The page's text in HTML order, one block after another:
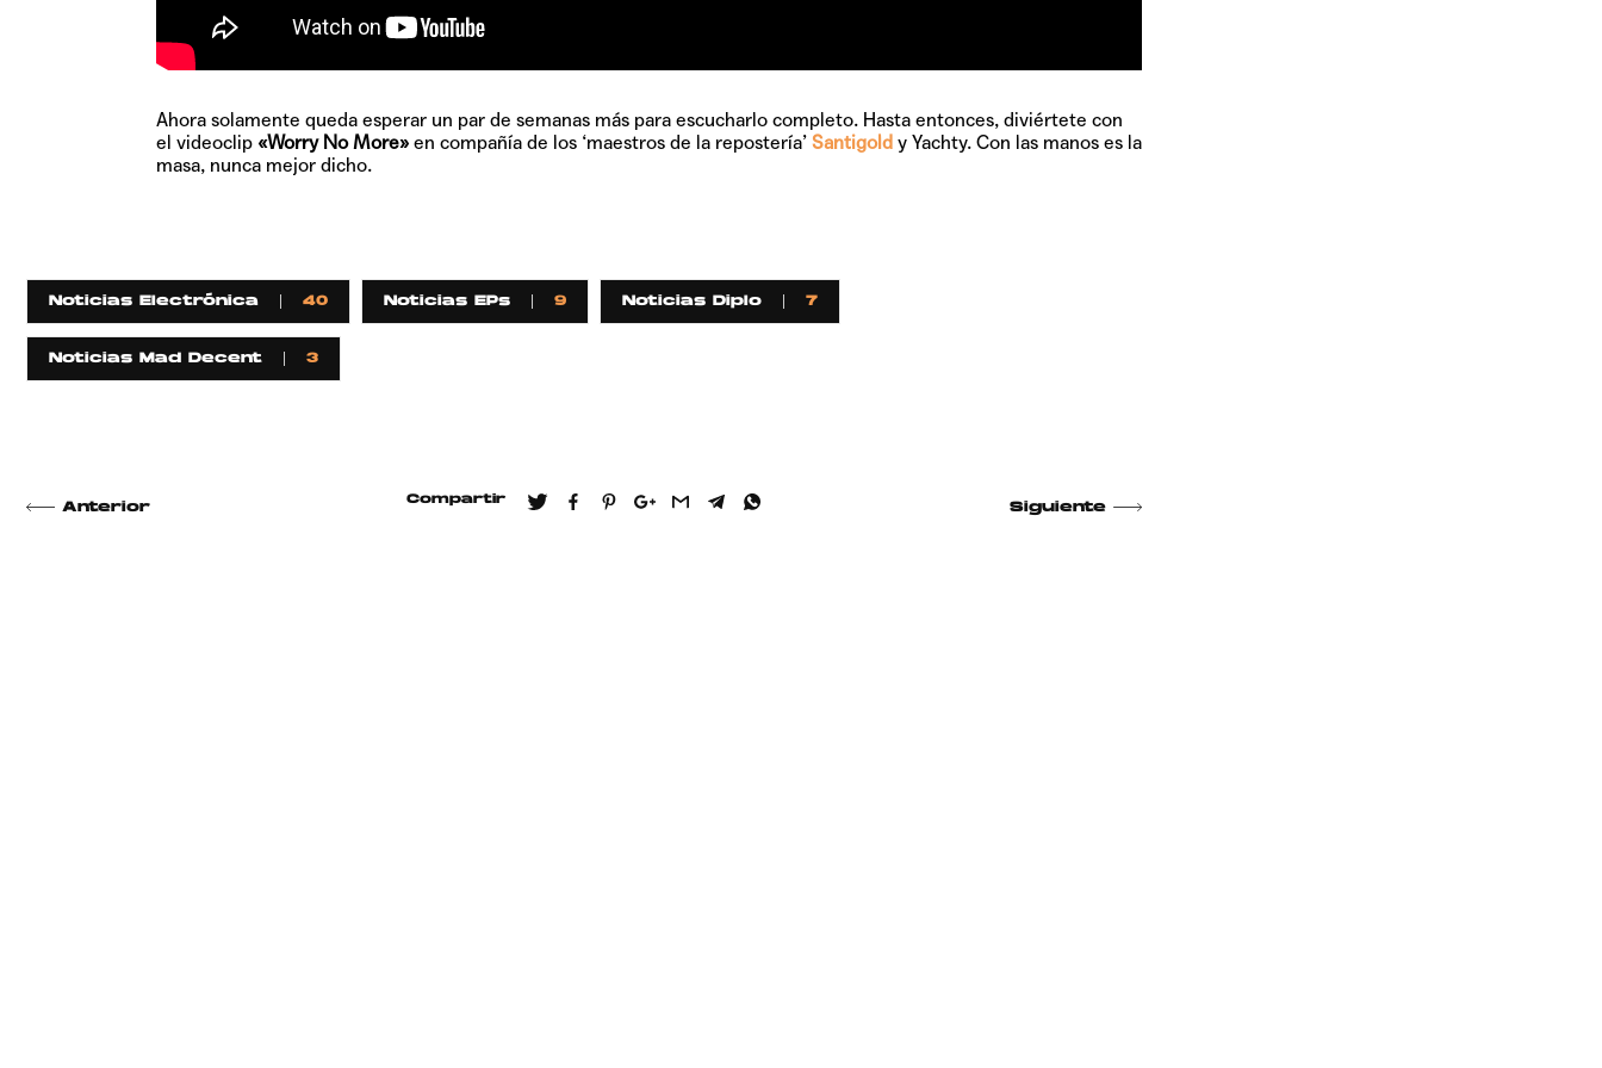
Ahora solamente queda esperar un par de semanas más para escucharlo completo. Hasta entonces, diviértete con
el videoclip«Worry No More»en compañía de los ‘maestros de la repostería’ Santigoldy Yachty. Con las manos es la
masa, nunca mejor dicho.
Noticias Electrónica 40 Noticias EPs 9 Noticias Diplo 7
Noticias Mad Decent 3
Anterior Siguiente
Compartir